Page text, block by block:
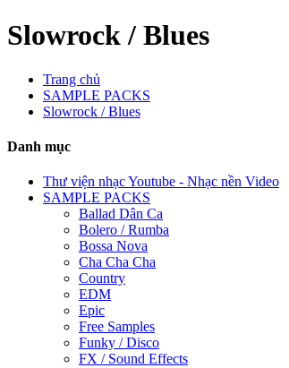
Slowrock / Blues
Trang chủ
SAMPLE PACKS
Slowrock / Blues
Danh mục
Thư viện nhạc Youtube - Nhạc nền Video
SAMPLE PACKS
Ballad Dân Ca
Bolero / Rumba
Bossa Nova
Cha Cha Cha
Country
EDM
Epic
Free Samples
Funky / Disco
FX / Sound Effects